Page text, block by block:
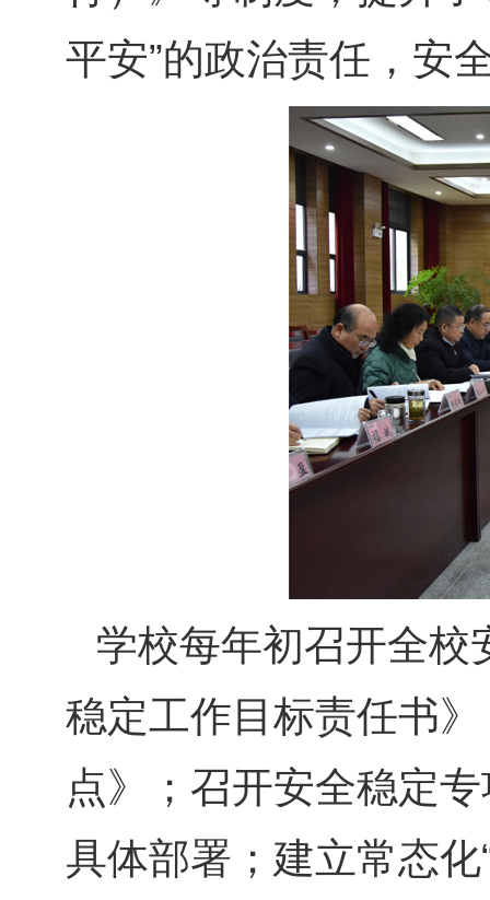
平安”的政治责任，安
学校每年初召开全校
稳定工作目标责任书
点》；召开安全稳定
具体部署；建立常态